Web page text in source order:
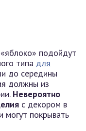
подойдут
типа для
до середины
должны из
Невероятно
с декором в
могут покрывать